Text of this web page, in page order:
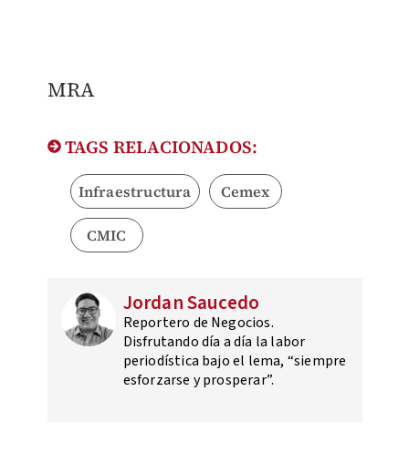
MRA
TAGS RELACIONADOS:
Infraestructura Cemex
CMIC
Jordan Saucedo
Reportero de Negocios.
Disfrutando día a día la labor
periodística bajo el lema, “siempre
esforzarse y prosperar”.